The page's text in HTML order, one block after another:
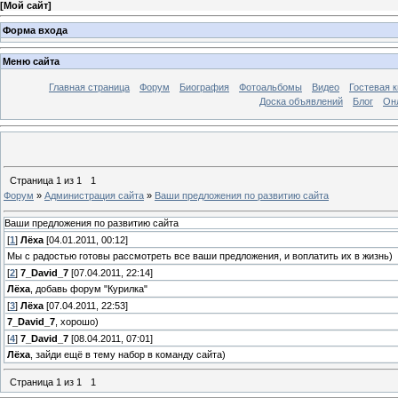
[Мой сайт]
Форма входа
Меню сайта
Главная страница Форум Биография Фотоальбомы Видео
Гостевая
Доска объявлений
Блог
Страница 1 из 1
1
Форум » Администрация сайта » Ваши предложения по развитию сайта
Ваши предложения по развитию сайта
[1 ] Лёха [04.01.2011, 00:12]
Мы с радостью готовы рассмотреть все ваши предложения, и воплатить их в жизнь)
[2] 7_David_7 [07.04.2011, 22:14]
Лёха , добавь форум "Курилка"
[3] Лёха [07.04.2011, 22:53]
7_David_7 , хорошо)
[4] 7_David_7 [08.04.2011, 07:01]
Лёха , зайди ещё в тему набор в команду сайта)
Страница 1 из 1 1